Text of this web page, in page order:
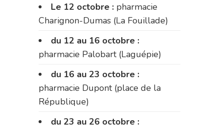
Le 12 octobre : pharmacie
Charignon-Dumas (La Fouillade)
du 12 au 16 octobre :
pharmacie Palobart (Laguépie)
du 16 au 23 octobre :
pharmacie Dupont (place de la
République)
du 23 au 26 octobre :